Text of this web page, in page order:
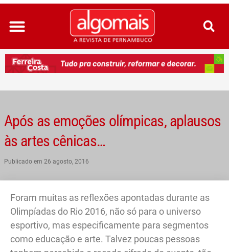
Ir
para
conteúdo
Após as emoções olímpicas, aplausos
às artes cênicas…
Publicado em 26 agosto, 2016
Foram muitas as reflexões apontadas durante as
Olimpíadas do Rio 2016, não só para o universo
esportivo, mas especificamente para segmentos
como educação e arte. Talvez poucas pessoas